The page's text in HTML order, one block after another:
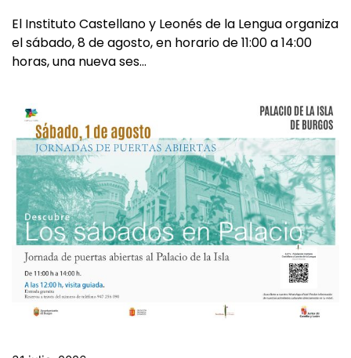
El Instituto Castellano y Leonés de la Lengua organiza
el sábado, 8 de agosto, en horario de 11:00 a 14:00
horas, una nueva ses…